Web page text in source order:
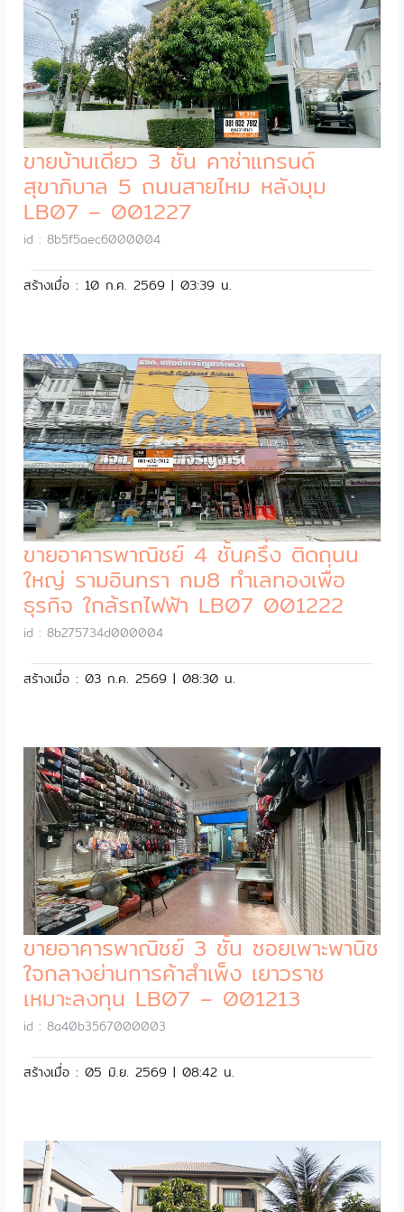
ขายบ้านเดี่ยว 3 ชั้น คาซ่าแกรนด์
สุขาภิบาล 5 ถนนสายไหม หลังมุม
LB07 – 001227
id : 8b5f5aec6000004
สร้างเมื่อ : 10 ก.ค. 2569 | 03:39 น.
ขายอาคารพาณิชย์ 4 ชั้นครึ่ง ติดถนน
ใหญ่ รามอินทรา กม8 ทำเลทองเพื่อ
ธุรกิจ ใกล้รถไฟฟ้า LB07 001222
id : 8b275734d000004
สร้างเมื่อ : 03 ก.ค. 2569 | 08:30 น.
ขายอาคารพาณิชย์ 3 ชั้น ซอยเพาะพานิช
ใจกลางย่านการค้าสำเพ็ง เยาวราช
เหมาะลงทุน LB07 – 001213
id : 8a40b3567000003
สร้างเมื่อ : 05 มิ.ย. 2569 | 08:42 น.